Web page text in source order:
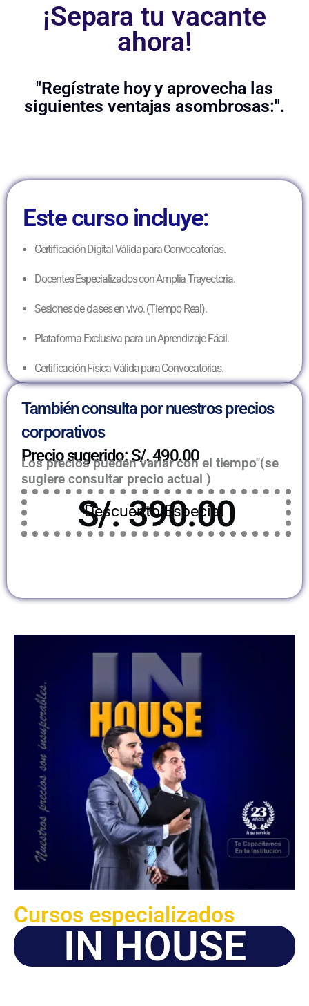
¡Separa tu vacante
ahora!
"Regístrate hoy y aprovecha las
siguientes ventajas asombrosas:".
Este curso incluye:
Certificación Digital Válida para Convocatorias.
Docentes Especializados con Amplia Trayectoria.
Sesiones de clases en vivo. (Tiempo Real).
Plataforma Exclusiva para un Aprendizaje Fácil.
Certificación Física Válida para Convocatorias.
También consulta por nuestros precios
corporativos
Precio sugerido: S/. 490.00
Los precios pueden variar con el tiempo"(se
sugiere consultar precio actual )
Descuento Especial
S/. 390.00
Cursos especializados
IN HOUSE